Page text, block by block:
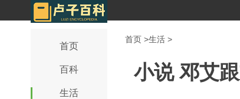
首页
百科
生活
首页 >生活 >
小说 邓艾